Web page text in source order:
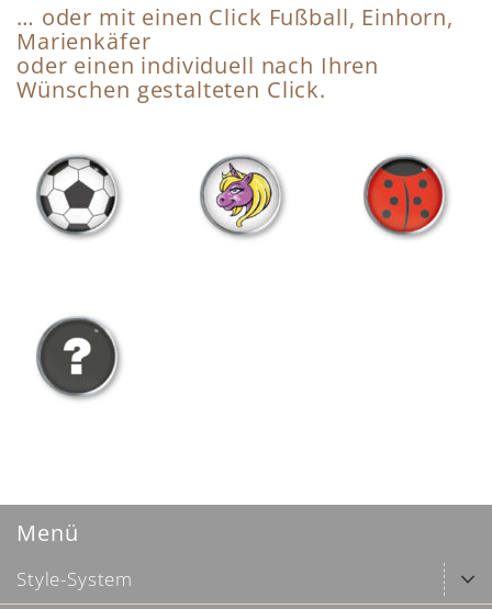
… oder mit einen Click Fußball, Einhorn,
Marienkäfer
oder einen individuell nach Ihren
Wünschen gestalteten Click.
Menü
Style-System